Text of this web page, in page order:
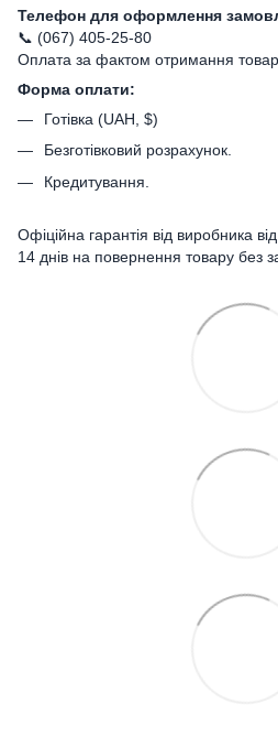
Телефон для оформлення
📞 (067) 405-25-80
Оплата за фактом отримання
Форма оплати:
Готівка (UAH, $)
Безготівковий розрахунок.
Кредитування.
Офіційна гарантія від виробника
14 днів на повернення товару без